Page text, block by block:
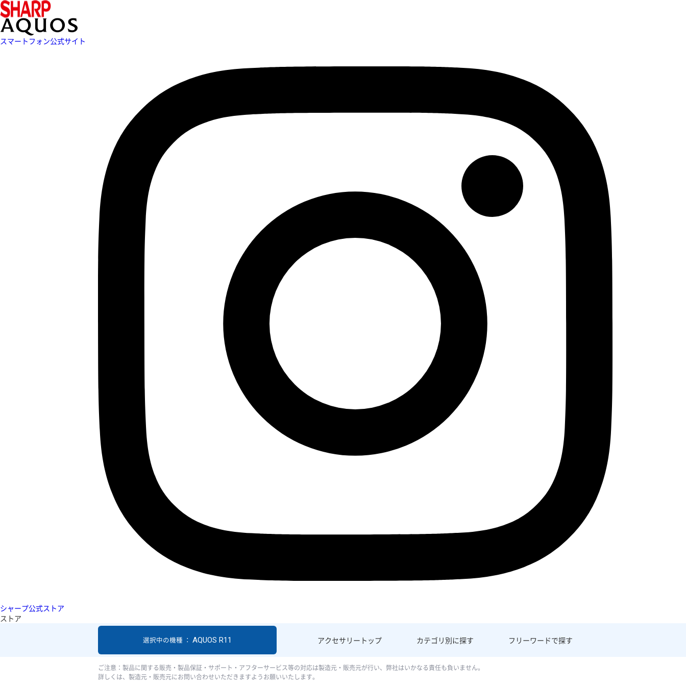
スマートフォン公式サイト
シャープ公式ストア
ストア
アクセサリー トップ カテゴリ別に探す フリーワードで探す
選択中の機種 ： AQUOS R11
ご注意：製品に関する販売・製品保証・サポート・アフターサービス等の対応は製造元・販売元が行い、弊社はいかなる責任も負いません。
詳しくは、製造元・販売元にお問い合わせいただきますようお願いいたします。